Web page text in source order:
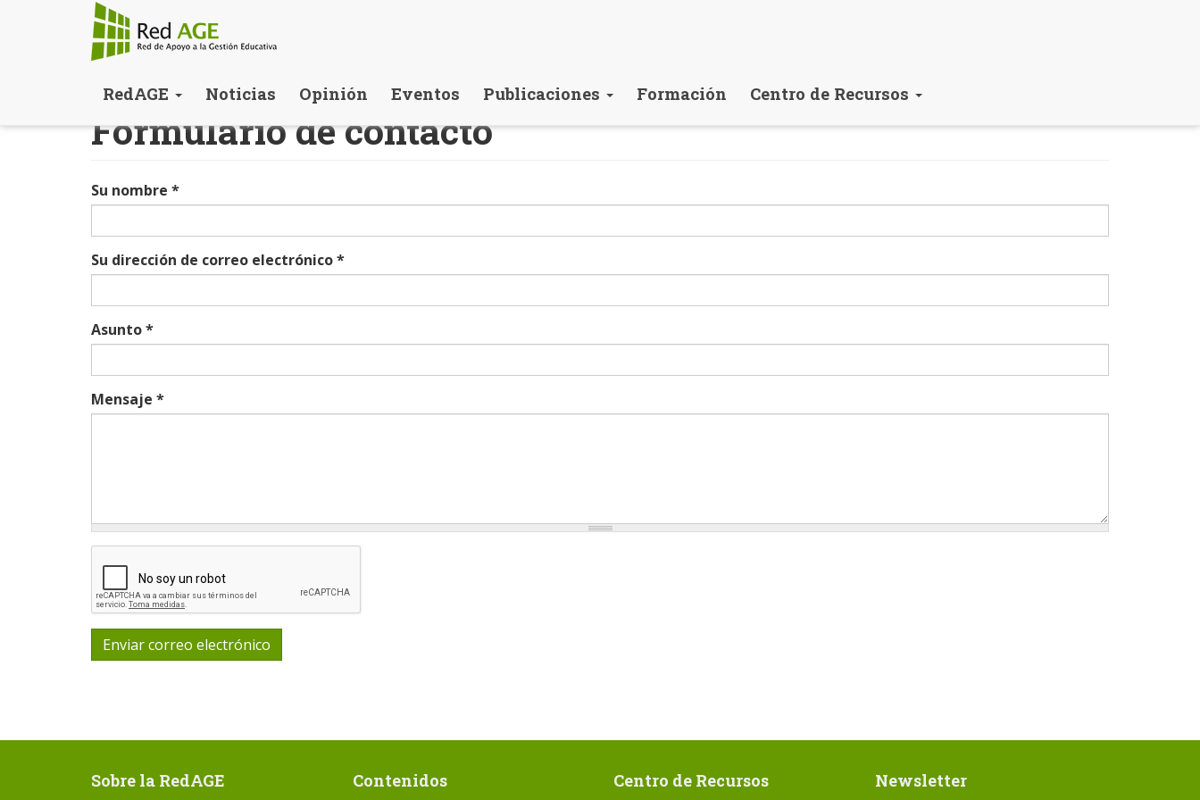
contenido
RedAGE Noticias Opinión Eventos Publicaciones Formación Centro de Recursos
Formulario de contacto
Su nombre *
Su dirección de correo electrónico*
Asunto*
Mensaje *
Enviar correo electrónico
Sobre la RedAGE Contenidos Centro de Recursos Newsletter